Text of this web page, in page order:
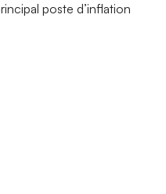
poste d’inflation